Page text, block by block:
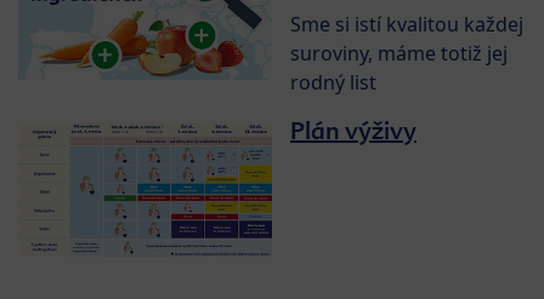
Sme si istí kvalitou každej
suroviny, máme totiž jej
rodný list
Plán výživy